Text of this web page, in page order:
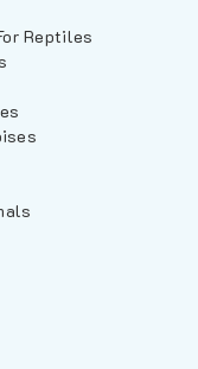
Reptiles